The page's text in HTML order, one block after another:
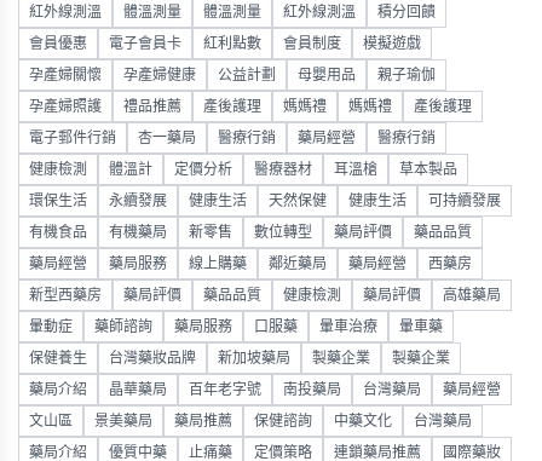
紅外線測溫 體溫測量 體溫測量 紅外線測溫 積分回饋
會員優惠 電子會員卡 紅利點數 會員制度 模擬遊戲
孕產婦關懷 孕產婦健康 公益計劃 母嬰用品 親子瑜伽
孕產婦照護 禮品推薦 產後護理 媽媽禮 媽媽禮 產後護理
電子郵件行銷 杏一藥局 醫療行銷 藥局經營 醫療行銷
健康檢測 體溫計 定價分析 醫療器材 耳溫槍 草本製品
環保生活 永續發展 健康生活 天然保健 健康生活 可持續發展
有機食品 有機藥局 新零售 數位轉型 藥局評價 藥品品質
藥局經營 藥局服務 線上購藥 鄰近藥局 藥局經營 西藥房
新型西藥房 藥局評價 藥品品質 健康檢測 藥局評價 高雄藥局
暈動症 藥師諮詢 藥局服務 口服藥 暈車治療 暈車藥
保健養生 台灣藥妝品牌 新加坡藥局 製藥企業 製藥企業
藥局介紹 晶華藥局 百年老字號 南投藥局 台灣藥局 藥局經營
文山區 景美藥局 藥局推薦 保健諮詢 中藥文化 台灣藥局
藥局介紹 優質中藥 止痛藥 定價策略 連鎖藥局推薦 國際藥妝